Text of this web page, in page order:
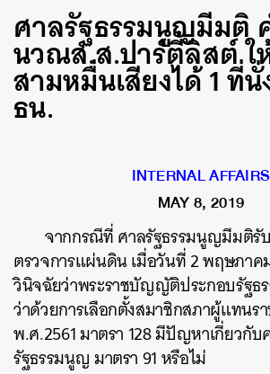
ศาลรัฐธรรมนูญมีมติ
นวณส.ส.ปาร์ตี้ลิสต์ ใ
สามหมื่นเสียงได้ 1 ที่
ธน.
INTERNAL AFFAIRS
MAY 8, 2019
จากกรณีที่ ศาลรัฐธรรมนูญมีมติรั
ตรวจการแผ่นดิน เมื่อวันที่ 2 พฤษภา
วินิจฉัยว่าพระราชบัญญัติประกอบรัฐ
ว่าด้วยการเลือกตั้งสมาชิกสภาผู้แทนร
พ.ศ.2561 มาตรา 128 มีปัญหาเกี่ยวกั
รัฐธรรมนูญ มาตรา 91 หรือไม่